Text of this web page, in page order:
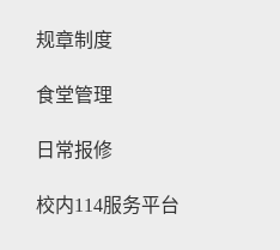
规章制度
食堂管理
日常报修
校内114服务平台